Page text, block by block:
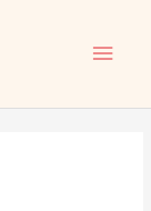
イ
ン